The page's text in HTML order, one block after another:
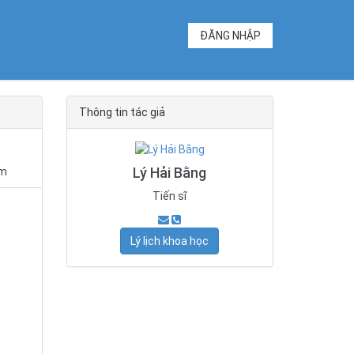
ĐĂNG NHẬP
Thông tin tác giả
Lý Hải Bằng
Tiến sĩ
Lý lịch khoa học